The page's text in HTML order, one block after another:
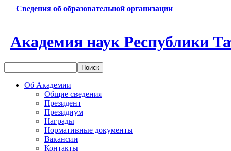
Сведения об образовательной организации
Академия наук Республики
Об Академии
Общие сведения
Президент
Президиум
Награды
Нормативные документы
Вакансии
Контакты